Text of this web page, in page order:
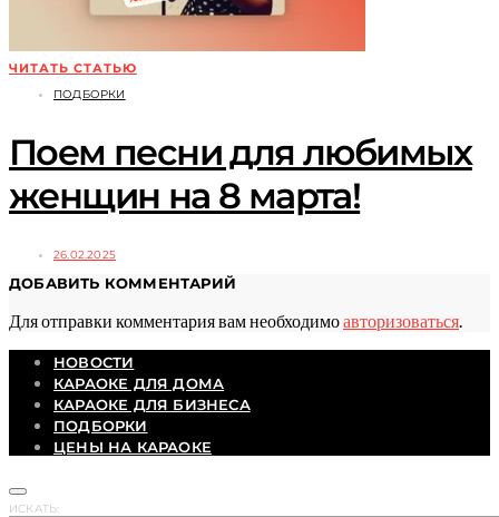
ЧИТАТЬ СТАТЬЮ
ПОДБОРКИ
Поем песни для любимых
женщин на 8 марта!
26.02.2025
ДОБАВИТЬ КОММЕНТАРИЙ
Для отправки комментария вам необходимоавторизоваться
НОВОСТИ
КАРАОКЕ ДЛЯ ДОМА
КАРАОКЕ ДЛЯ БИЗНЕСА
ПОДБОРКИ
ЦЕНЫ НА КАРАОКЕ
ИСКАТЬ: